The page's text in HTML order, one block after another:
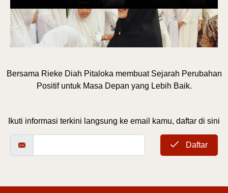
Bersama Rieke Diah Pitaloka membuat Sejarah Perubahan
Positif untuk Masa Depan yang Lebih Baik.
Ikuti informasi terkini langsung ke email kamu, daftar di sini
Daftar